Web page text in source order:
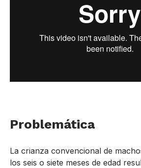
Problemática
La crianza convencional de
los seis o siete meses de edad